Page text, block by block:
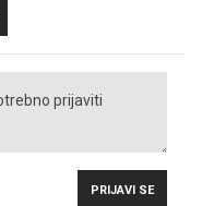
PRIJAVI SE